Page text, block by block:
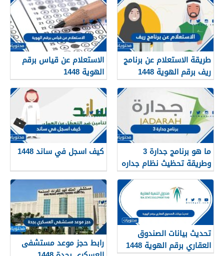
طريقة الاستعلام عن برنامج
ريف برقم الهوية 1448
الاستعلام عن قياس برقم
الهوية 1448
services.qiyas.sa
ما هو برنامج جدارة 3
وطريقة تحظيث نظام جداره
1448
كيف اسجل في ساند 1448
تحديث بيانات الصندوق
العقاري برقم الهوية 1448
رابط حجز موعد مستشفى